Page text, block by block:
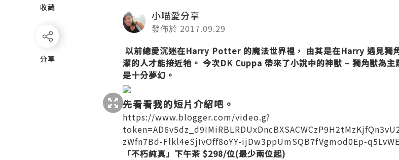
收藏
分享
小喵愛分享
發佈於 2017.09.29
以前總愛沉迷在Harry Potter 的魔法世界裡， 由其是在Harry 遇見獨
潔的人才能接近牠。 今次DK Cuppa 帶來了小說中的神獸 – 獨角獸為
是十分夢幻。
先看看我的短片介紹吧。
https://www.blogger.com/video.g?
zWfn7Bd-Flkl4eSjIvOff8oYY-ijDw3ppUmSQB7fVgmod0Ep-
「不朽純真」下午茶 $298/位(最少兩位起)
收藏
分享